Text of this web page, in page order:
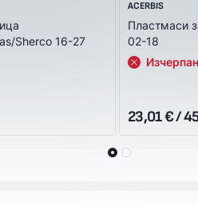
Sherco 16-27
ACERBIS
Пластмаси
02-18
23,01 € /